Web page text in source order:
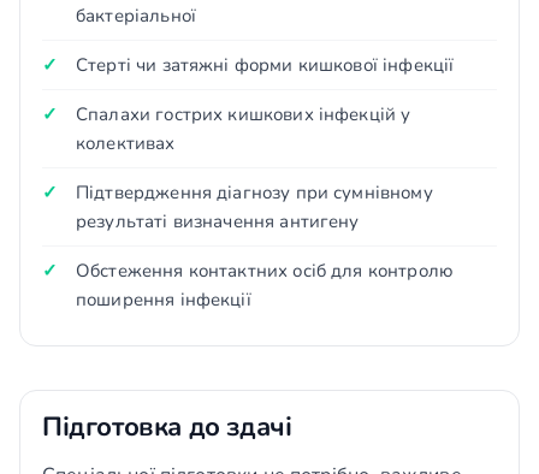
бактеріальної
Стерті чи затяжні форми кишкової інфекції
Спалахи гострих кишкових інфекцій у
колективах
Підтвердження діагнозу при сумнівному
результаті визначення антигену
Обстеження контактних осіб для контролю
поширення інфекції
Підготовка до здачі